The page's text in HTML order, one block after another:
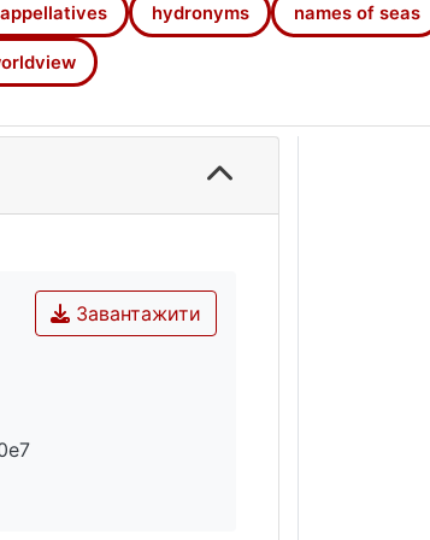
мовознавчих, культурологічних,
hydronyms names of seas
Завантажити